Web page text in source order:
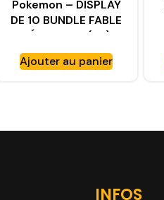
Pokemon – DISPLAY
DE 10 BUNDLE FABLE
NÉBULEUSE (FR)
(60BOOSTERS)
Ajouter au panier
INFOS